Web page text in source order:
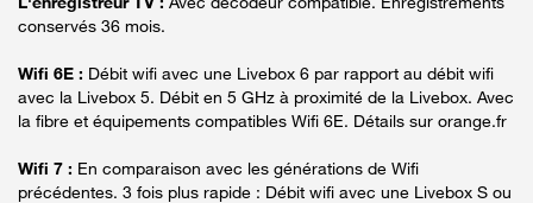
conservés 36 mois.
Wifi 6E : Débit wifi avec une Livebox 6 par rapport au débit wifi
avec la Livebox 5. Débit en 5 GHz à proximité de la Livebox. Avec
la fibre et équipements compatibles Wifi 6E. Détails sur orange.fr
Wifi 7 : En comparaison avec les générations de Wifi
précédentes. 3 fois plus rapide : Débit wifi avec une Livebox S ou